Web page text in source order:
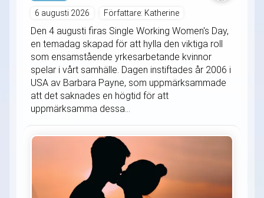
6 augusti 2026 Författare: Katherine
Den 4 augusti firas Single Working Women's Day,
en temadag skapad för att hylla den viktiga roll
som ensamstående yrkesarbetande kvinnor
spelar i vårt samhälle. Dagen instiftades år 2006 i
USA av Barbara Payne, som uppmärksammade
att det saknades en högtid för att
uppmärksamma dessa...